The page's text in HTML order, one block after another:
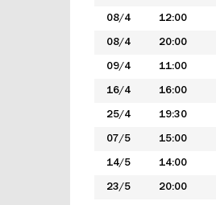
08/4 12:00
08/4 20:00
09/4 11:00
16/4 16:00
25/4 19:30
07/5 15:00
14/5 14:00
23/5 20:00